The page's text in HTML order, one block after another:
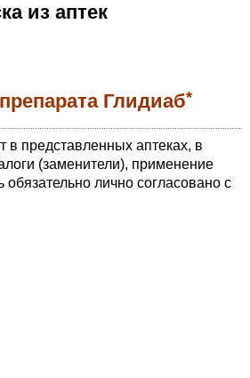
из аптек
Глидиаб*
в представленных аптеках, в
(заменители), применение
лично согласовано с